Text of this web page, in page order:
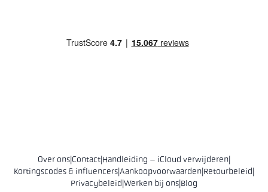
Over ons|Contact|Handleiding – iCloud verwijderen|
Kortingscodes & influencers|Aankoopvoorwaarden|Retourbeleid|
Privacybeleid|Werken bij ons|Blog